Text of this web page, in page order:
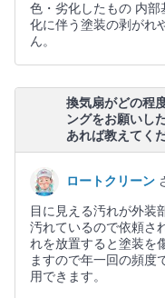
色・劣化したもの 内部
化に伴う塗装の剥がれ
ん。
換気扇がどの程
ングをお願いし
あれば教えてく
ロートクリーン
目に見える汚れが外装
汚れているので依頼さ
れを放置すると塗装を
ますので年一回の頻度
用できます。